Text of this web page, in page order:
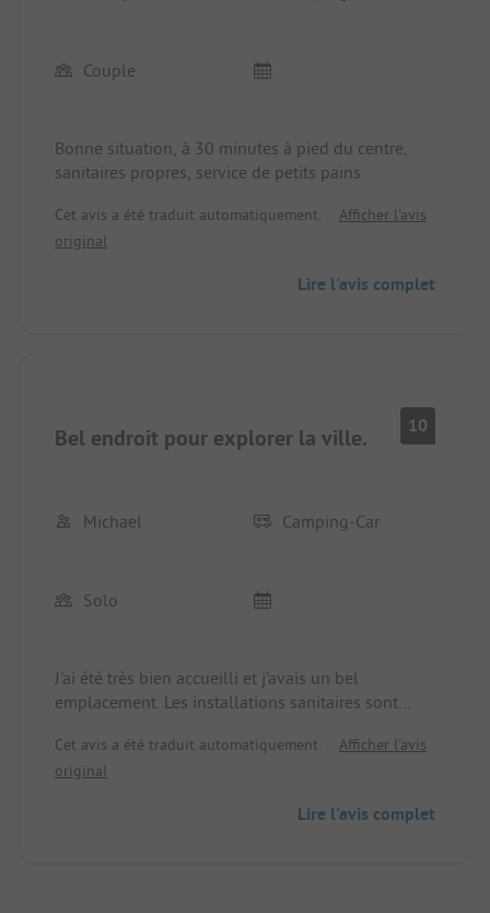
Couple
Bonne situation, à 30 minutes à pied du centre,
sanitaires propres, service de petits pains
Cet avis a été traduit automatiquement.
Afficher l'avis
original
Lire l'avis complet
Bel endroit pour explorer la ville. 10
Michael Camping-Car
Solo
J'ai été très bien accueilli et j'avais un bel
emplacement. Les installations sanitaires sont
point de départ pour explorer la ville avec le
palais et la cathédrale (patrimoine mondial!)
Cet avis a été traduit automatiquement.
Afficher l'avis
original
Lire l'avis complet